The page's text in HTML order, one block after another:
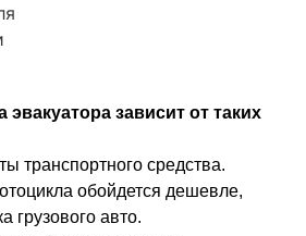
эвакуатора зависит от таких
транспортного средства.
обойдется дешевле,
грузового авто.